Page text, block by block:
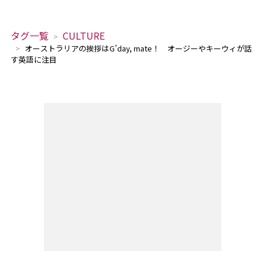
タグ一覧 CULTURE
オーストラリアの挨拶はG’day, mate！ オージーやキーウィが話
す英語に注目